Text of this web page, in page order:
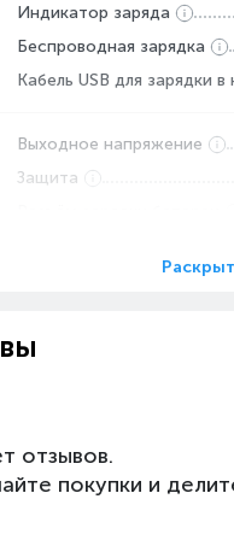
Индикатор заряда
Беспроводная зарядка
Кабель USB для зарядки в
Выходное напряжение
Защита
отзывов.
покупки и